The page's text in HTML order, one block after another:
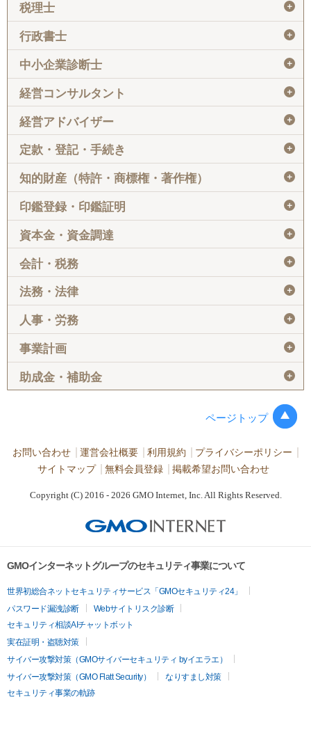
税理士 ＋
行政書士 ＋
中小企業診断士 ＋
経営コンサルタント ＋
経営アドバイザー ＋
定款・登記・手続き ＋
知的財産（特許・商標権・著作権） ＋
印鑑登録・印鑑証明 ＋
資本金・資金調達 ＋
会計・税務 ＋
法務・法律 ＋
人事・労務 ＋
事業計画 ＋
助成金・補助金 ＋
ページトップ
お問い合わせ 運営会社概要 利用規約
プライバシーポリシー
サイトマップ
無料会員登録 掲載希望お問い合わせ
Copyright (C) 2016 - 2026 GMO Internet, Inc. All Rights Reserved.
GMOインターネットグループのセキュリティ事業について
世界初総合ネットセキュリティサービス「GMOセキュリティ24」
パスワード漏洩診断
Webサイトリスク診断
セキュリティ相談AIチャットボット
実在証明・盗聴対策
サイバー攻撃対策（GMOサイバーセキュリティ byイエラエ）
サイバー攻撃対策（GMO Flatt Security）
なりすまし対策
セキュリティ事業の軌跡